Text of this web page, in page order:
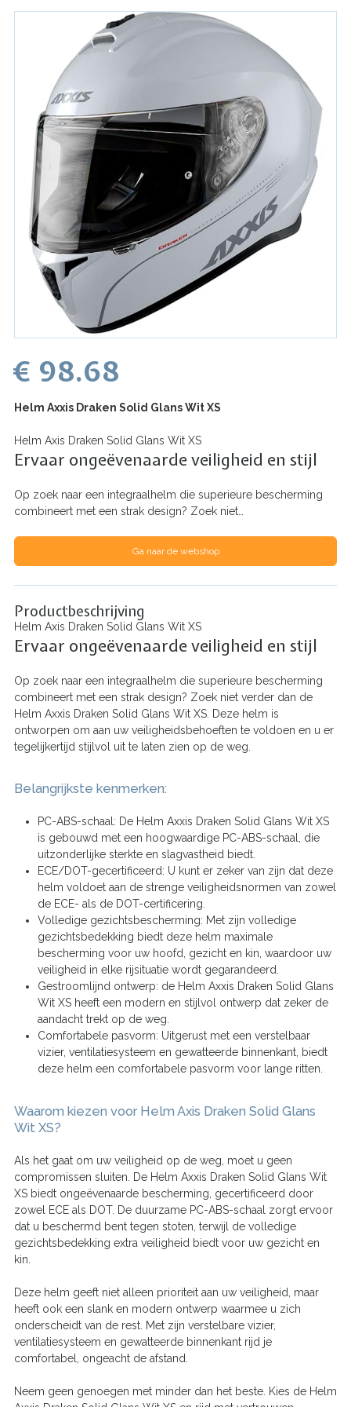
€ 98.68
Helm Axxis Draken Solid Glans Wit XS
Helm Axis Draken Solid Glans Wit XS
Ervaar ongeëvenaarde veiligheid en stijl
Op zoek naar een integraalhelm die superieure bescherming
combineert met een strak design? Zoek niet…
Ga naar de webshop
Productbeschrijving
Helm Axis Draken Solid Glans Wit XS
Ervaar ongeëvenaarde veiligheid en stijl
Op zoek naar een integraalhelm die superieure bescherming
combineert met een strak design? Zoek niet verder dan de
Helm Axxis Draken Solid Glans Wit XS. Deze helm is
ontworpen om aan uw veiligheidsbehoeften te voldoen en u er
tegelijkertijd stijlvol uit te laten zien op de weg.
Belangrijkste kenmerken:
PC-ABS-schaal: De Helm Axxis Draken Solid Glans Wit XS
is gebouwd met een hoogwaardige PC-ABS-schaal, die
uitzonderlijke sterkte en slagvastheid biedt.
ECE/DOT-gecertificeerd: U kunt er zeker van zijn dat deze
helm voldoet aan de strenge veiligheidsnormen van zowel
de ECE- als de DOT-certificering.
Volledige gezichtsbescherming: Met zijn volledige
gezichtsbedekking biedt deze helm maximale
bescherming voor uw hoofd, gezicht en kin, waardoor uw
veiligheid in elke rijsituatie wordt gegarandeerd.
Gestroomlijnd ontwerp: de Helm Axxis Draken Solid Glans
Wit XS heeft een modern en stijlvol ontwerp dat zeker de
aandacht trekt op de weg.
Comfortabele pasvorm: Uitgerust met een verstelbaar
vizier, ventilatiesysteem en gewatteerde binnenkant, biedt
deze helm een comfortabele pasvorm voor lange ritten.
Waarom kiezen voor Helm Axis Draken Solid Glans
Wit XS?
Als het gaat om uw veiligheid op de weg, moet u geen
compromissen sluiten. De Helm Axxis Draken Solid Glans Wit
XS biedt ongeëvenaarde bescherming, gecertificeerd door
zowel ECE als DOT. De duurzame PC-ABS-schaal zorgt ervoor
dat u beschermd bent tegen stoten, terwijl de volledige
gezichtsbedekking extra veiligheid biedt voor uw gezicht en
kin.
Deze helm geeft niet alleen prioriteit aan uw veiligheid, maar
heeft ook een slank en modern ontwerp waarmee u zich
onderscheidt van de rest. Met zijn verstelbare vizier,
ventilatiesysteem en gewatteerde binnenkant rijd je
comfortabel, ongeacht de afstand.
Neem geen genoegen met minder dan het beste. Kies de Helm